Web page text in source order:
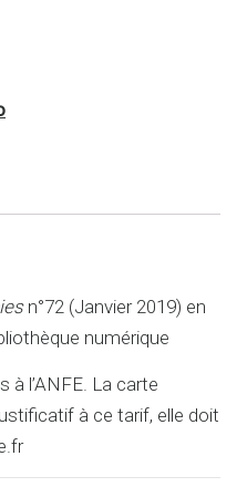
n°72 (Janvier 2019) en
numérique
à l’ANFE. La carte
à ce tarif, elle doit